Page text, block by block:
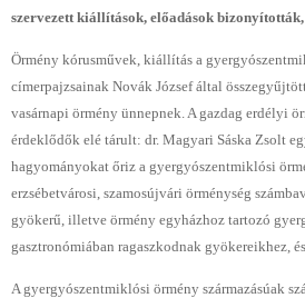
szervezett kiállítások, előadások bizonyították,
Örmény kórusművek, kiállítás a
címerpajzsainak Novák József által
vasárnapi örmény ünnepnek. A gazdag erdélyi
érdeklődők elé tárult: dr. Magyari Sáska Zsolt
hagyományokat őriz a gyergyószentmiklósi
erzsébetvárosi, szamosújvári örménység
gyökerű, illetve örmény egyházhoz tartozó
gasztronómiában ragaszkodnak gyökereikhez,
A gyergyószentmiklósi örmény származásúak